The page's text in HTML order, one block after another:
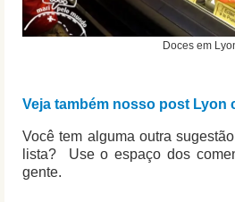
Doces em
Veja também nosso post Lyon
Você tem alguma outra
lista? Use o espaço dos
gente.